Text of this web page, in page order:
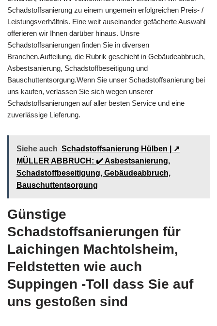
Schadstoffsanierung zu einem ungemein erfolgreichen Preis- /
Leistungsverhältnis. Eine weit auseinander gefächerte Auswahl
offerieren wir Ihnen darüber hinaus. Unsre
Schadstoffsanierungen finden Sie in diversen
Branchen.Aufteilung, die Rubrik geschieht in Gebäudeabbruch,
Asbestsanierung, Schadstoffbeseitigung und
Bauschuttentsorgung.Wenn Sie unser Schadstoffsanierung bei
uns kaufen, verlassen Sie sich wegen unserer
Schadstoffsanierungen auf aller besten Service und eine
zuverlässige Lieferung.
Siehe auch Schadstoffsanierung Hülben | ↗️
MÜLLER ABBRUCH: ✔️ Asbestsanierung,
Schadstoffbeseitigung, Gebäudeabbruch,
Bauschuttentsorgung
Günstige
Schadstoffsanierungen für
Laichingen Machtolsheim,
Feldstetten wie auch
Suppingen -Toll dass Sie auf
uns gestoßen sind